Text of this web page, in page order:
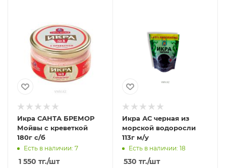
Икра САНТА БРЕМОР
Мойвы с креветкой
180г с/б
Есть в наличии: 7
1 550 тг./шт
Икра АС черная из
морской водоросли
113г м/у
Есть в наличии: 18
530 тг./шт